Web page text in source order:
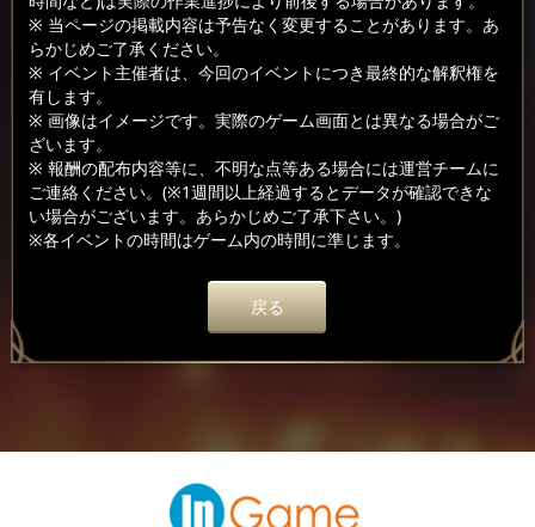
※ 当ページの掲載内容は予告なく変更することがあります。あ
らかじめご了承ください。
※ イベント主催者は、今回のイベントにつき最終的な解釈権を
有します。
※ 画像はイメージです。実際のゲーム画面とは異なる場合がご
ざいます。
※ 報酬の配布内容等に、不明な点等ある場合には運営チームに
ご連絡ください。(※1週間以上経過するとデータが確認できな
い場合がございます。あらかじめご了承下さい。)
※各イベントの時間はゲーム内の時間に準じます。
戻る